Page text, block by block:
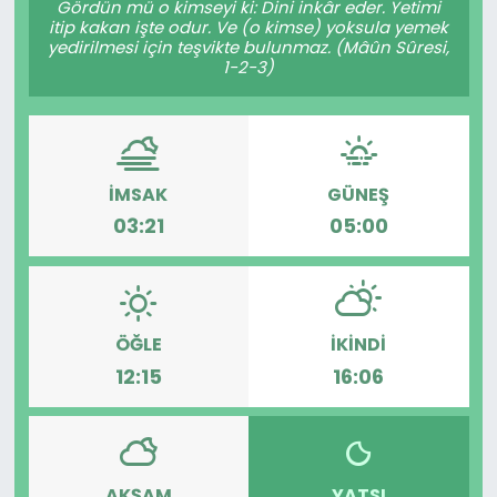
Gördün mü o kimseyi ki: Dini inkâr eder. Yetimi
itip kakan işte odur. Ve (o kimse) yoksula yemek
yedirilmesi için teşvikte bulunmaz. (Mâûn Sûresi,
1-2-3)
İMSAK
03:21
GÜNEŞ
05:00
ÖĞLE
12:15
İKINDI
16:06
KÜLTÜR SANAT
MAGAZİN
POLİTİKA
SAĞLIK
Siyaset
TEKNOLOJİ
Yaşam